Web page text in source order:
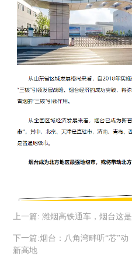
上一篇:潍烟高铁通车，烟台这
下一篇:烟台：八角湾畔听“芯”
新高地